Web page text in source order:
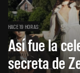
HACE 19 HORAS
Así fue la
secreta de